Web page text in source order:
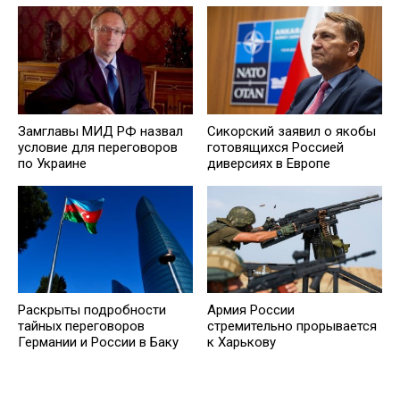
Замглавы МИД РФ назвал
условие для переговоров
по Украине
Сикорский заявил о якобы
готовящихся Россией
диверсиях в Европе
Раскрыты подробности
тайных переговоров
Германии и России в Баку
Армия России
стремительно прорывается
к Харькову